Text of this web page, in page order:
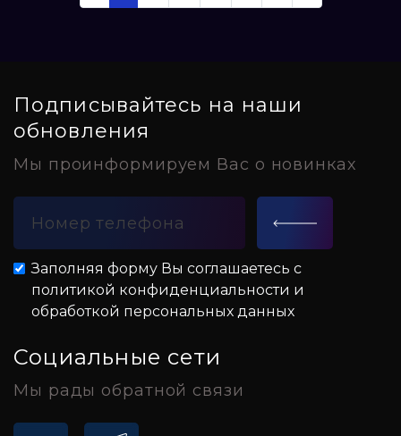
Подписывайтесь на наши
обновления
Мы проинформируем Вас о новинках
Заполняя форму Вы соглашаетесь с
политикой конфиденциальности и
обработкой персональных данных
Социальные сети
Мы рады обратной связи